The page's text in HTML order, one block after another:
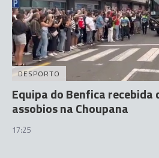
DESPORTO
Equipa do Benfica recebida
assobios na Choupana
17:25